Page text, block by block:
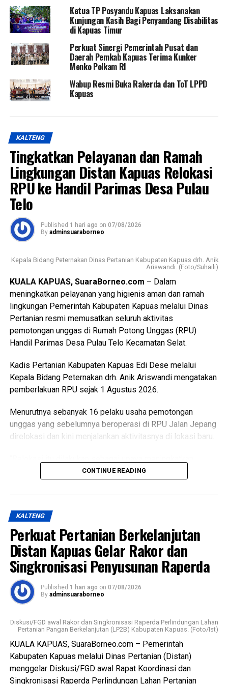
Ketua TP Posyandu Kapuas Laksanakan
Kunjungan Kasih Bagi Penyandang Disabilitas
di Kapuas Timur
Perkuat Sinergi Pemerintah Pusat dan
Daerah Pemkab Kapuas Terima Kunker
Menko Polkam RI
Wabup Resmi Buka Rakerda dan ToT LPPD
Kapuas
KALTENG
Tingkatkan Pelayanan dan Ramah
Lingkungan Distan Kapuas Relokasi
RPU ke Handil Parimas Desa Pulau
Telo
Published 1 hari ago on 07/08/2026
By adminsuaraborneo
Kepala Bidang Peternakan Dinas Pertanian Kabupaten Kapuas drh. Anik
Ariswandi. (Foto/Suhaili)
KUALA KAPUAS, SuaraBorneo.com – Dalam
meningkatkan pelayanan yang higienis aman dan ramah
lingkungan Pemerintah Kabupaten Kapuas melalui Dinas
Pertanian resmi memusatkan seluruh aktivitas
pemotongan unggas di Rumah Potong Unggas (RPU)
Handil Parimas Desa Pulau Telo Kecamatan Selat.
Kadis Pertanian Kabupaten Kapuas Edi Dese melalui
Kepala Bidang Peternakan drh. Anik Ariswandi mengatakan
pemberlakuan RPU sejak 1 Agustus 2026.
Menurutnya sebanyak 16 pelaku usaha pemotongan
unggas yang sebelumnya beroperasi di RPU Jalan Jepang
direlokasi dan kini menjalankan aktivitasnya di lokasi baru.
kualitas pelayanan sekaligus menghadirkan fasilitas
lingkungan,” katanya Kamis (6/8/2026).
Ia menjelaskan terkait kondisi RPU lama sudah tidak lagi
layak digunakan karena kondisi bangunan dan fasilitas
pendukung dinilai tidak memadai selain sistem
pengelolaan limbah berpotensi mencemari lingkungan.
Lebih lanjut ia menjelaskan RPU baru telah dilengkapi
fasilitas yang lebih baik namun Pemkab Kapuas
kedepannya berkomitmen melengkapi sarpras sehingga
semakin optimal.
Ia juga mengapresiasi dukungan seluruh pelaku usaha yang
bersedia direlokasi tanpa adanya penolakan. Seluruh 16
pemotong unggas telah memenuhi kewajiban membayar
CONTINUE READING
KALTENG
Perkuat Pertanian Berkelanjutan
Distan Kapuas Gelar Rakor dan
Singkronisasi Penyusunan Raperda
Published 1 hari ago on 07/08/2026
By adminsuaraborneo
Diskusi/FGD awal Rakor dan Singkronisasi Raperda Perlindungan Lahan
Pertanian Pangan Berkelanjutan (LP2B) Kabupaten Kapuas. (Foto/Ist)
KUALA KAPUAS, SuaraBorneo.com – Pemerintah
Kabupaten Kapuas melalui Dinas Pertanian (Distan)
menggelar Diskusi/FGD awal Rapat Koordinasi dan
Singkronisasi Raperda Perlindungan Lahan Pertanian